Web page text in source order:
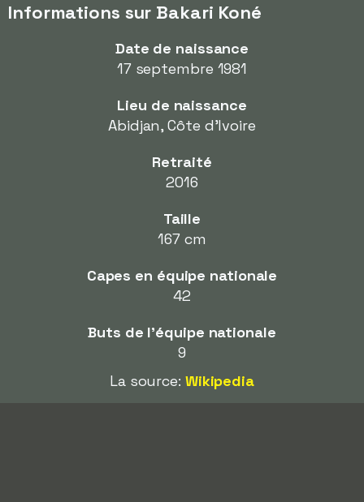
Informations sur Bakari Koné
Date de naissance
17 septembre 1981
Lieu de naissance
Abidjan, Côte d'Ivoire
Retraité
2016
Taille
167 cm
Capes en équipe nationale
42
Buts de l'équipe nationale
9
La source: Wikipedia